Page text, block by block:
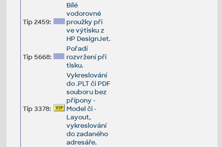
Tip 2459:
Bílé
vodorovné
proužky při
ve výtisku z
HP DesignJet.
Tip 5668:
Pořadí
rozvržení při
tisku.
Tip 3378:
Vykreslování
do .PLT či PDF
souboru bez
přípony -
Model či -
Layout,
vykreslování
do zadaného
adresáře.